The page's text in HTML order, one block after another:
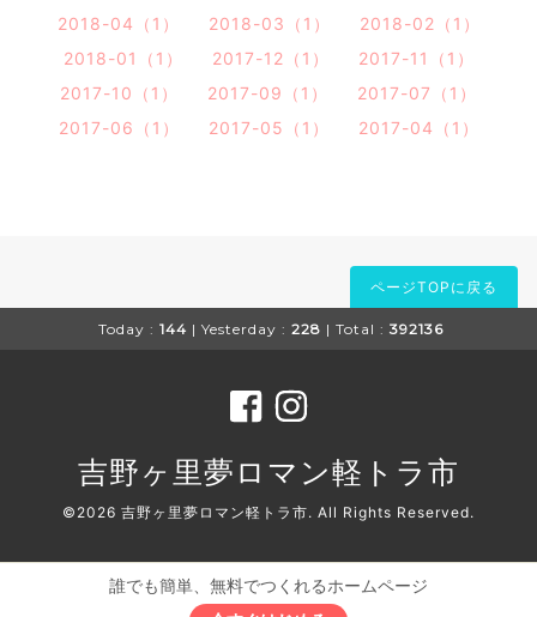
2018-04（1）
2018-03（1）
2018-02（1）
2018-01（1）
2017-12（1）
2017-11（1）
2017-10（1）
2017-09（1）
2017-07（1）
2017-06（1）
2017-05（1） 2017-04（1）
ページTOPに戻る
Today : 144 | Yesterday : 228 | Total : 392136
吉野ヶ里夢ロマン軽トラ市
©2026 吉野ヶ里夢ロマン軽トラ市. All Rights Reserved.
誰でも簡単、無料でつくれるホームページ